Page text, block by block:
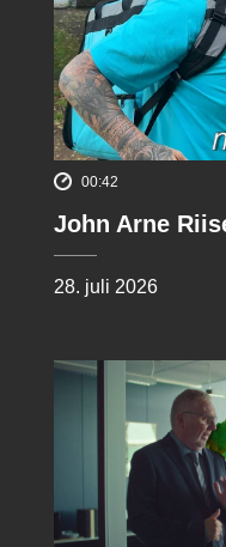
00:42
John Arne
28. juli 2026